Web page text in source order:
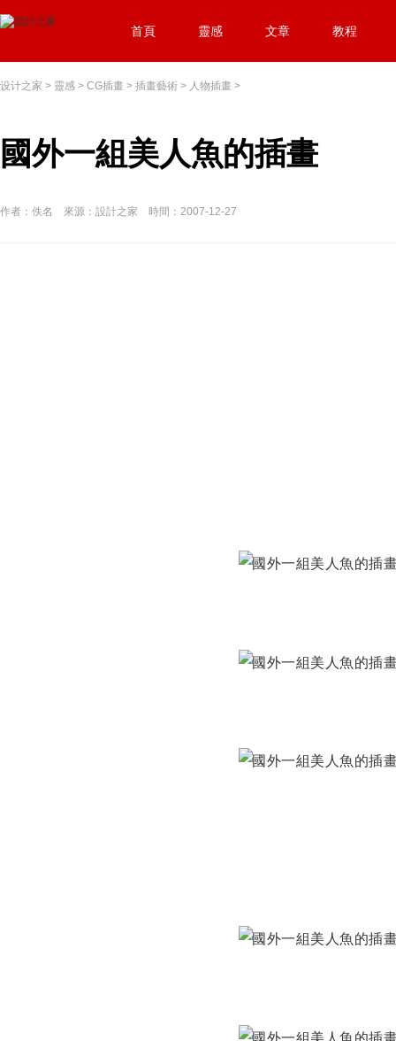
首頁 靈感 文章 教程
设计之家 > 靈感 > CG插畫 > 插畫藝術 > 人物插畫 >
國外一組美人魚的插畫
作者：佚名 來源：設計之家 時間：2007-12-27